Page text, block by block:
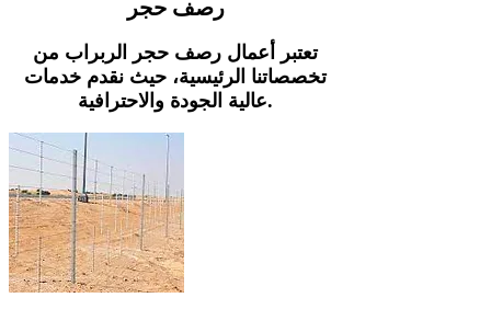
رصف حجر
تعتبر أعمال رصف حجر الربراب من
تخصصاتنا الرئيسية، حيث نقدم خدمات
عالية الجودة والاحترافية.